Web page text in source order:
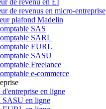
de revenu en EI
de revenus en micro-entreprise
plafond Madelin
SAS
SARL
EURL
SASU
Freelance
e-commerce
d'entreprise en ligne
SASU en ligne